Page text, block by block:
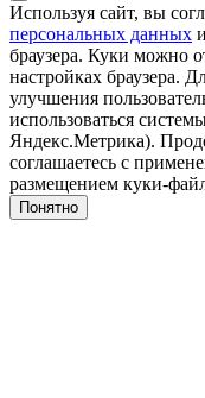
Используя сайт, вы
персональных данных
браузера. Куки можно
настройках браузера.
улучшения
использоваться
Яндекс.Метрика).
соглашаетесь с
размещением куки-
Понятно